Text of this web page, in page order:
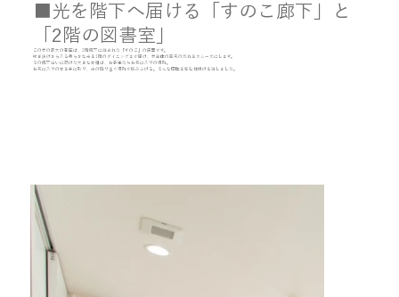
■光を階下へ届ける「すのこ廊下」と
「2階の図書室」
この家の最大の意匠は、2階廊下に施された「すのこ」の床面です。
吹き抜けから入る柔らかな光を1階のダイニングまで届け、家全体の空気の流れをスムーズにします。
その廊下沿いに設けた大きな本棚は、お子様たちお気に入りの場所。
お気に入りの本を手に取り、光の降り注ぐ場所で読みふける。そんな感性を育む仕掛けを施しました。